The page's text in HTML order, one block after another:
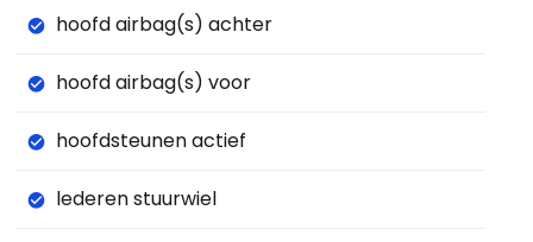
hoofd airbag(s) achter
hoofd airbag(s) voor
hoofdsteunen actief
lederen stuurwiel